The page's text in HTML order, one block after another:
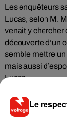
Les enquêteurs
Lucas, selon M.
venait y chercher
découverte d’un
semble mettre un
mais aussi
Lucas.
"Aujourd’hui
assourdissant,
Le